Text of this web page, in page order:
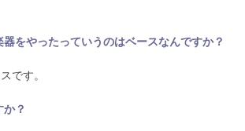
をやったっていうのはベースなんですか？
です。
？